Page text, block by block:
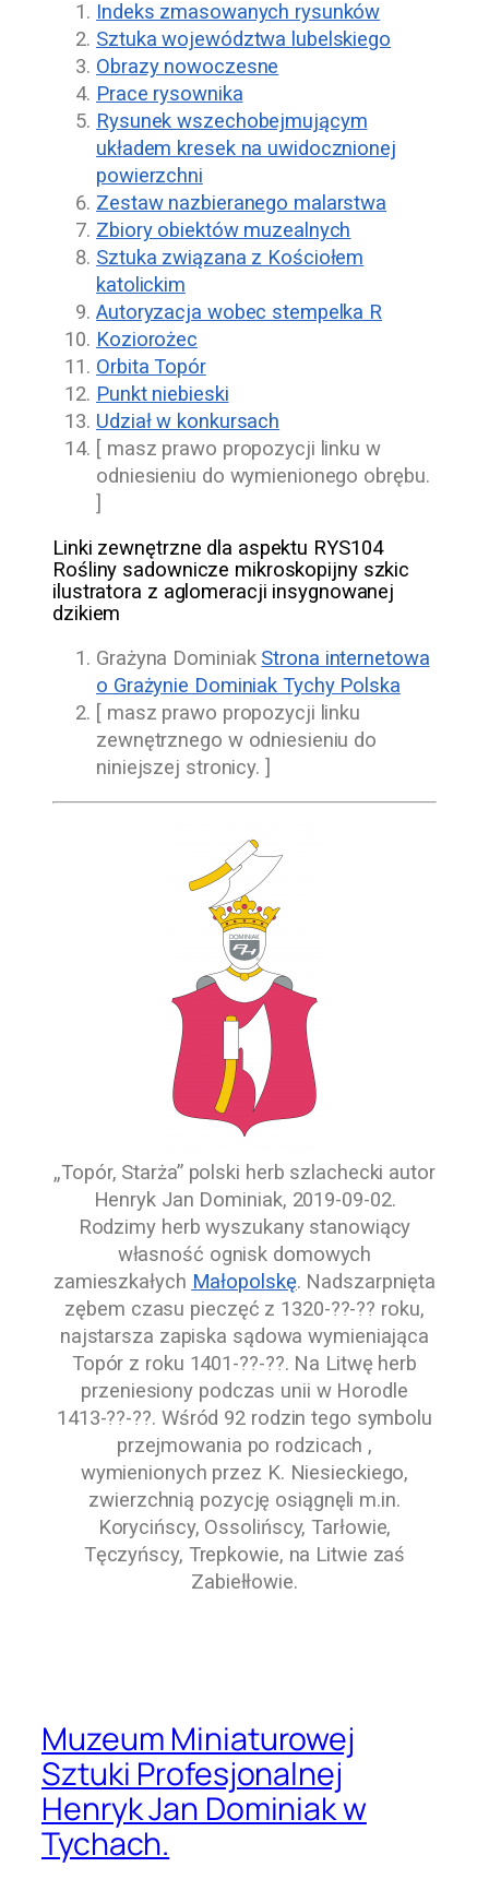
Indeks zmasowanych rysunków
Sztuka województwa lubelskiego
Obrazy nowoczesne
Prace rysownika
Rysunek wszechobejmującym
układem kresek na uwidocznionej
powierzchni
Zestaw nazbieranego malarstwa
Zbiory obiektów muzealnych
Sztuka związana z Kościołem
katolickim
Autoryzacja wobec stempelka R
Koziorożec
Orbita Topór
Punkt niebieski
Udział w konkursach
[ masz prawo propozycji linku w
odniesieniu do wymienionego obrębu.
]
Linki zewnętrzne dla aspektu RYS104
Rośliny sadownicze mikroskopijny szkic
ilustratora z aglomeracji insygnowanej
dzikiem
Grażyna Dominiak Strona internetowa
o Grażynie Dominiak Tychy Polska
[ masz prawo propozycji linku
zewnętrznego w odniesieniu do
niniejszej stronicy. ]
„Topór, Starża” polski herb szlachecki autor
Henryk Jan Dominiak, 2019-09-02.
Rodzimy herb wyszukany stanowiący
własność ognisk domowych
zamieszkałych Małopolskę. Nadszarpnięta
zębem czasu pieczęć z 1320-??-?? roku,
najstarsza zapiska sądowa wymieniająca
Topór z roku 1401-??-??. Na Litwę herb
przeniesiony podczas unii w Horodle
1413-??-??. Wśród 92 rodzin tego symbolu
przejmowania po rodzicach ,
wymienionych przez K. Niesieckiego,
zwierzchnią pozycję osiągnęli m.in.
Korycińscy, Ossolińscy,Tarłowie,
Tęczyńscy, Trepkowie, na Litwie zaś
Zabiełłowie.
Muzeum Miniaturowej
Sztuki Profesjonalnej
Henryk Jan Dominiak w
Tychach.